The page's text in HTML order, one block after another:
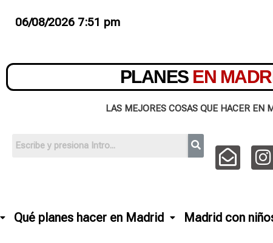
06/08/2026 7:51 pm
PLANES EN
LAS MEJORES COSAS QUE HACER EN
Qué planes hacer en Madrid Madrid con